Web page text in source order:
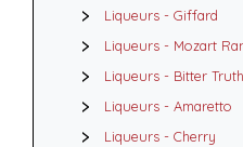
Liqueurs - Giffard
Liqueurs - Mozart
Liqueurs - Bitter Truth
Liqueurs - Amaretto
Liqueurs - Cherry